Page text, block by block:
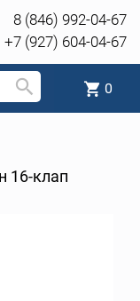
8 (846) 992-04-67
+7 (927) 604-04-67
0
16-клап